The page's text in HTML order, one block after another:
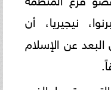
نيجيريا، أن
البعد عن الإسلام